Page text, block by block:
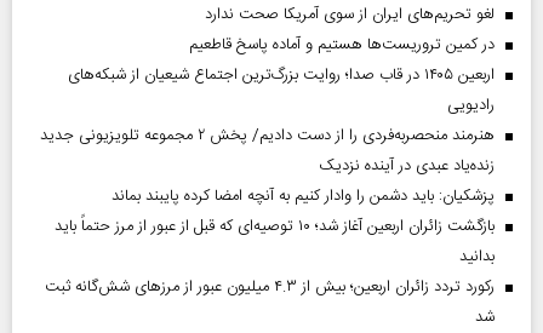
لغو تحریم‌های ایران از سوی آمریکا صحت ندارد
در کمین تروریست‌ها هستیم و آماده پاسخ قاطعیم
اربعین ۱۴۰۵ در قاب صدا؛ روایت بزرگ‌ترین اجتماع شیعیان از شبکه‌های
رادیویی
هنرمند منحصر‌به‌فردی را از دست دادیم/ پخش ۲ مجموعه تلویزیونی جدید
زنده‌یاد عبدی در آینده نزدیک
پزشکیان: باید دشمن را وادار کنیم به آنچه امضا کرده پایبند بماند
بازگشت زائران اربعین آغاز شد؛ ۱۰ توصیه‌ای که قبل از عبور از مرز حتماً باید
بدانید
رکورد تردد زائران اربعین؛ بیش از ۴.۳ میلیون عبور از مرزهای شش‌گانه ثبت
شد